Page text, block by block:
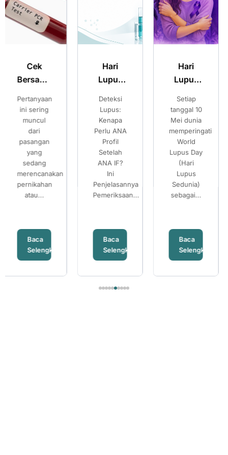
Lupus
Kenali
Gejala
dan
Pentingnya
Pemeriksaan
ANA IF
Deteksi
Lupus:
Kenapa
Perlu ANA
Profil
Setelah
ANA IF?
Ini
Penjelasannya
Pemeriksaan...
Selengkapnya
Lupus
Kenali
Gejala
Lupus
Pentingnya
Pemeriksaan
ANA IF
Setiap
tanggal 10
Mei dunia
memperingati
Lupus Day
(Hari
Sedunia)
sebagai...
Selengkapnya
Kehamilan
Pilihan
Setelah
Risiko
Pilihan
Setelah
Mengetahui
Risiko
Thalassemia
Banyak
pasangan
kehamilan...